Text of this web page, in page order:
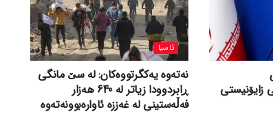
زایۆنیستی
ئاسیا
نەتەوە یەکگرتووەکان: لە سێ مانگی
ڕابردوودا زیاتر لە 640 هەزار
فەڵەستینی لە غەززە ئاوارەبوونەتەوە